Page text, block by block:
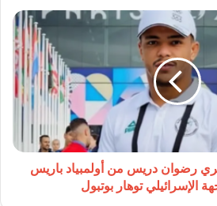
رضوان دريس من أولمبياد باريس
الإسرائيلي توهار بوتبول